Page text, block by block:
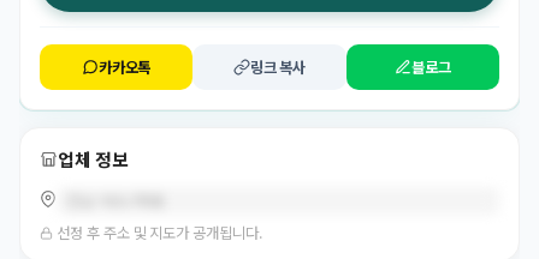
카카오톡 링크 복사 블로그
업체 정보
선정 후 주소 및 지도가 공개됩니다.